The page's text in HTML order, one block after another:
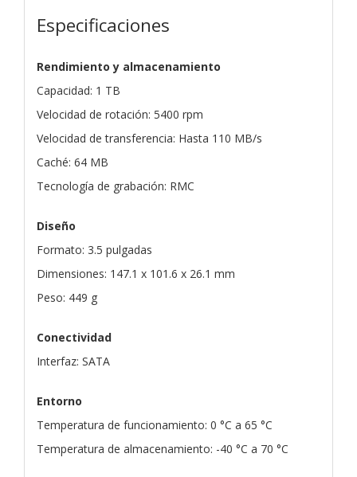
Especificaciones
Rendimiento y almacenamiento
Capacidad: 1 TB
Velocidad de rotación: 5400 rpm
Velocidad de transferencia: Hasta 110 MB/s
Caché: 64 MB
Tecnología de grabación: RMC
Diseño
Formato: 3.5 pulgadas
Dimensiones: 147.1 x 101.6 x 26.1 mm
Peso: 449 g
Conectividad
Interfaz: SATA
Entorno
Temperatura de funcionamiento: 0 °C a 65 °C
Temperatura de almacenamiento: -40 °C a 70 °C